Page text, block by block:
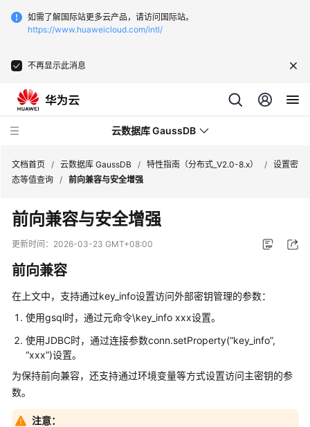
如需了解国际站更多云产品，请访问国际站。
https://www.huaweicloud.com/intl/
不再显示此消息
云数据库 GaussDB
最
新
动
务
公
品
绍
文档首页 / 云数据库 GaussDB / 特性指南（分布式_V2.0-8.x） / 设置密
态等值查询 / 前向兼容与安全增强
前向兼容与安全增强
更新时间： 2026-03-23 GMT+08:00
前向兼容
在上文中，支持通过key_info设置访问外部密钥管理的参数：
使用gsql时，通过元命令\key_info xxx设置。
使用JDBC时，通过连接参数conn.setProperty(“key_info”,
“xxx”)设置。
为保持前向兼容，还支持通过环境变量等方式设置访问主密钥的参
数。
注意：